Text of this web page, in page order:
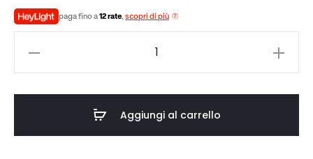
originale
€264,00.
paga fino a12 rate, scopri di più
Aggiungi al carrello